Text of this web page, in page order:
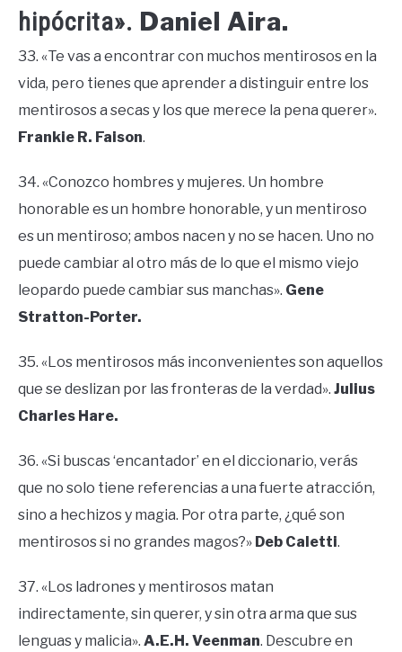
hipócrita». Daniel Aira.
33. «Te vas a encontrar con muchos mentirosos en la
vida, pero tienes que aprender a distinguir entre los
mentirosos a secas y los que merece la pena querer».
Frankie R. Faison.
34. «Conozco hombres y mujeres. Un hombre
honorable es un hombre honorable, y un mentiroso
es un mentiroso; ambos nacen y no se hacen. Uno no
puede cambiar al otro más de lo que el mismo viejo
leopardo puede cambiar sus manchas». Gene
Stratton-Porter.
35. «Los mentirosos más inconvenientes son aquellos
que se deslizan por las fronteras de la verdad». Julius
Charles Hare.
36. «Si buscas ‘encantador’ en el diccionario, verás
que no solo tiene referencias a una fuerte atracción,
sino a hechizos y magia. Por otra parte, ¿qué son
mentirosos si no grandes magos?» Deb Caletti.
37. «Los ladrones y mentirosos matan
indirectamente, sin querer, y sin otra arma que sus
lenguas y malicia». A.E.H. Veenman. Descubre en